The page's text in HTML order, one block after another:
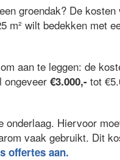
groendak? De
m² wilt bedekken met
aan te leggen: de
ongeveer €3.000,- tot
onderlaag. Hiervoor
vaak gebruikt. Dit
offertes aan.